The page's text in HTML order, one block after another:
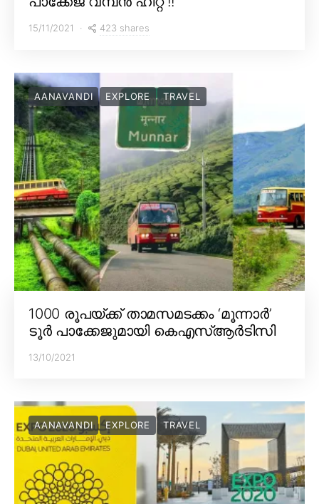
15/11/2021 423 shares
AANAVANDI EXPLORE TRAVEL
1000 രൂപയ്ക്ക് താമസമടക്കം ‘മൂന്നാർ’
ടൂർ പാക്കേജുമായി കെഎസ്ആർടിസി
13/10/2021
AANAVANDI EXPLORE TRAVEL